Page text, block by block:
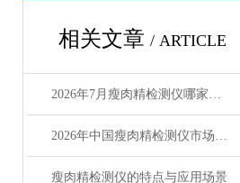
相关文章 / ARTICLE
2026年7月瘦肉精检测仪哪家强 莱恩德方案深度评测
2026年中国瘦肉精检测仪市场品牌排名揭晓莱恩德厂家
瘦肉精检测仪的特点与应用场景